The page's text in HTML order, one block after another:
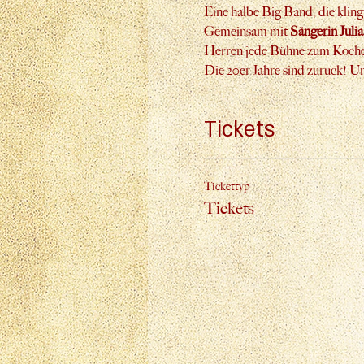
Eine halbe Big Band, die
Gemeinsam mit Sängerin
Herren jede Bühne zum
Die 20er Jahre sind zurück!
Tickets
Tickettyp
Tickets